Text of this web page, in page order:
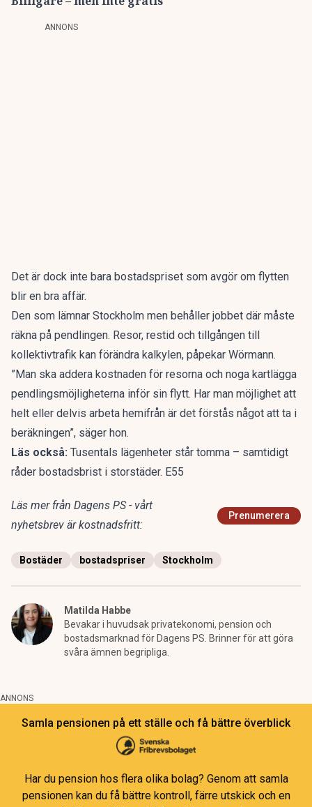
ANNONS
Det är dock inte bara bostadspriset som avgör om flytten
blir en bra affär.
Den som lämnar Stockholm men behåller jobbet där måste
räkna på pendlingen. Resor, restid och tillgången till
kollektivtrafik kan förändra kalkylen, påpekar Wörmann.
”Man ska addera kostnaden för resorna och noga kartlägga
pendlingsmöjligheterna inför sin flytt. Har man möjlighet att
helt eller delvis arbeta hemifrån är det förstås något att ta i
beräkningen”, säger hon.
Läs också: Tusentals lägenheter står tomma – samtidigt
råder bostadsbrist i storstäder. E55
Läs mer från Dagens PS - vårt
nyhetsbrev är kostnadsfritt:
Prenumerera
Bostäder bostadspriser Stockholm
Matilda Habbe
Bevakar i huvudsak privatekonomi, pension och
bostadsmarknad för Dagens PS. Brinner för att göra
svåra ämnen begripliga.
ANNONS
Samla pensionen på ett ställe och få bättre överblick
Har du pension hos flera olika bolag? Genom att samla
pensionen kan du få bättre kontroll, färre utskick och en